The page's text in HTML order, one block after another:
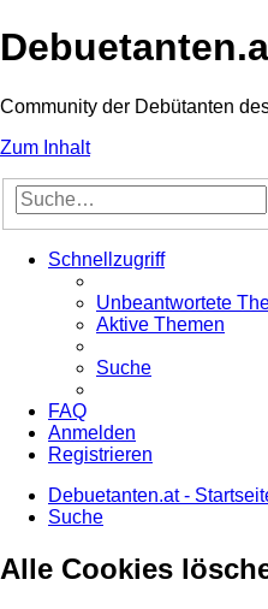
Community der Debütanten
Zum Inhalt
Schnellzugriff
Unbeantwortete
Aktive Themen
Suche
FAQ
Anmelden
Registrieren
Debuetanten.at -
Suche
Alle Cookies